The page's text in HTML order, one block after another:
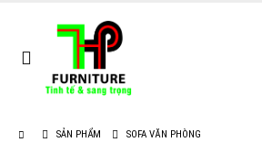
SẢN PHẨM SOFA VĂN PHÒNG